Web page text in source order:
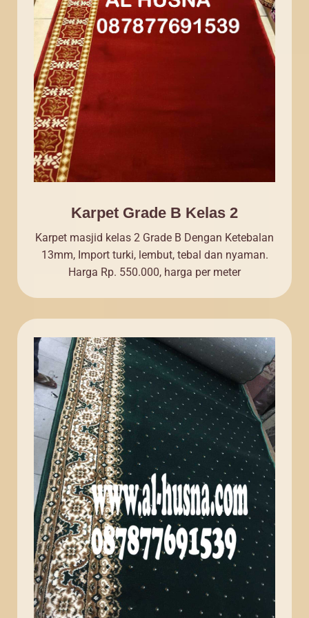
Karpet Grade B Kelas 2
Karpet masjid kelas 2 Grade B Dengan Ketebalan
13mm, Import turki, lembut, tebal dan nyaman.
Harga Rp. 550.000, harga per meter